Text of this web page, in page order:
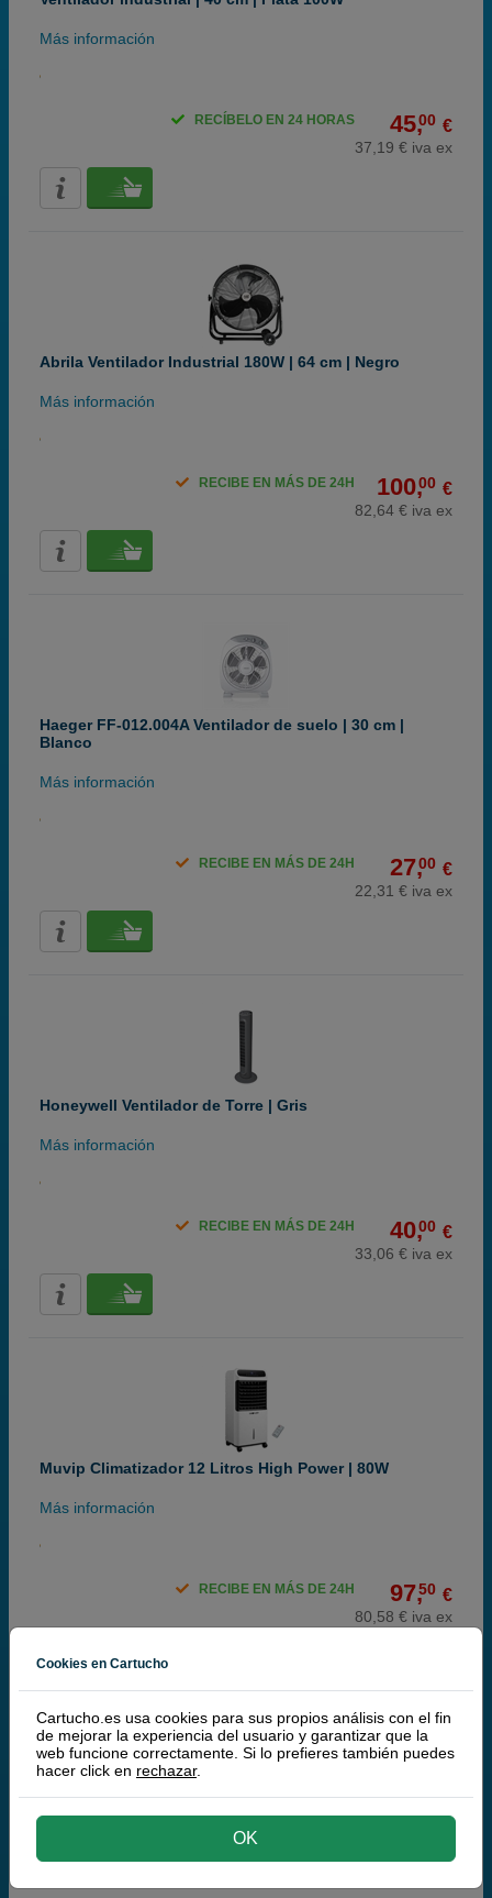
Más información
45,00 €
37,19 € iva ex
RECÍBELO EN 24 HORAS
Abrila Ventilador Industrial 180W | 64 cm | Negro
Más información
100,00 €
82,64 € iva ex
RECIBE EN MÁS DE 24H
Haeger FF-012.004A Ventilador de suelo | 30 cm |
Blanco
Más información
27,00 €
22,31 € iva ex
RECIBE EN MÁS DE 24H
Honeywell Ventilador de Torre | Gris
Más información
40,00 €
33,06 € iva ex
RECIBE EN MÁS DE 24H
Muvip Climatizador 12 Litros High Power | 80W
Más información
97,50 €
80,58 € iva ex
RECIBE EN MÁS DE 24H
Thulos Ventilador Industrial | 50 cm | Plata 140W
Cookies en Cartucho
Cartucho.es usa cookies para sus propios análisis con el fin
de mejorar la experiencia del usuario y garantizar que la
web funcione correctamente. Si lo prefieres también puedes
hacer click en rechazar.
OK